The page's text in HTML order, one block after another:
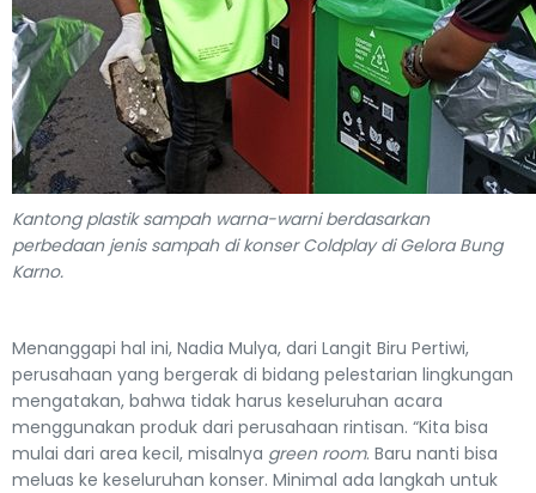
Kantong plastik sampah warna-warni berdasarkan
perbedaan jenis sampah di konser Coldplay di Gelora Bung
Karno.
Menanggapi hal ini, Nadia Mulya, dari Langit Biru Pertiwi,
perusahaan yang bergerak di bidang pelestarian lingkungan
mengatakan, bahwa tidak harus keseluruhan acara
menggunakan produk dari perusahaan rintisan. “Kita bisa
mulai dari area kecil, misalnya green room. Baru nanti bisa
meluas ke keseluruhan konser. Minimal ada langkah untuk